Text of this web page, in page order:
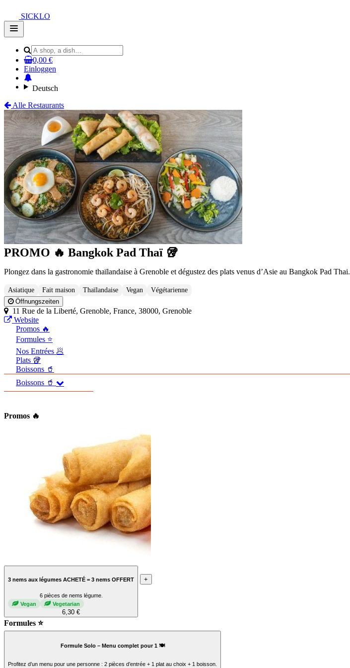
SICKLO
Open
main
0,00 €
Einloggen
Deutsch
Alle Restaurants
PROMO 🔥 Bangkok Pad Thaï 🥡
Plongez dans la gastronomie thaïlandaise à Grenoble et dégustez des plats venus d’Asie au Bangkok Pad Thai.
Asiatique Fait maison Thaïlandaise Vegan
Végétarienne
Öffnungszeiten
11 Rue de la Liberté, Grenoble, France, 38000, Grenoble
Website
Promos 🔥
Formules ⭐
Nos Entrées 🥟
Plats 🥡
Boissons 🥤
Boissons 🥤
Promos 🔥
3 nems aux légumes ACHETÉ = 3 nems OFFERT
6 pièces de nems légume.
Vegan
Vegetarian
6,30 €
+
Formules ⭐
Formule Solo – Menu complet pour 1 🍽️
Profitez d’un menu pour une personne : 2 pièces d’entrée + 1 plat au choix + 1 boisson.